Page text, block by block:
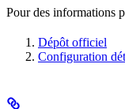
Pour des informations
Dépôt officiel
Configuration